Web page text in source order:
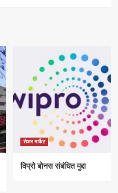
शेअर मार्केट
विप्रो बोनस संबंधित मुद्दा